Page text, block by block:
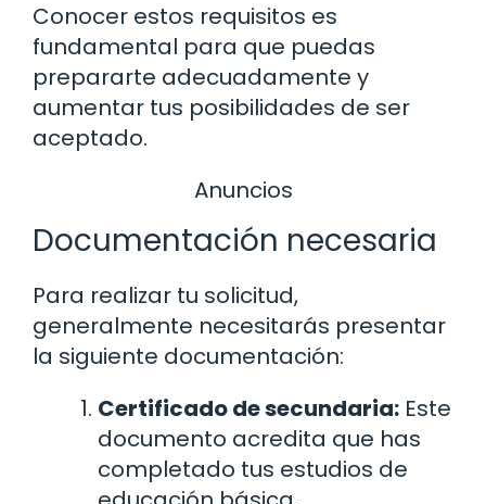
Conocer estos requisitos es
fundamental para que puedas
prepararte adecuadamente y
aumentar tus posibilidades de ser
aceptado.
Anuncios
Documentación necesaria
Para realizar tu solicitud,
generalmente necesitarás presentar
la siguiente documentación:
Certificado de secundaria: Este
documento acredita que has
completado tus estudios de